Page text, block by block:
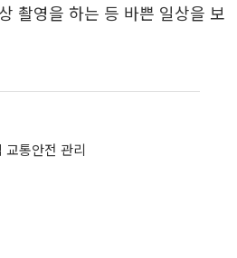
촬영을 하는 등 바쁜 일상을 보
통안전 관리